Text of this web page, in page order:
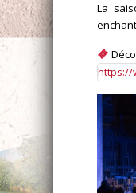
La
https://